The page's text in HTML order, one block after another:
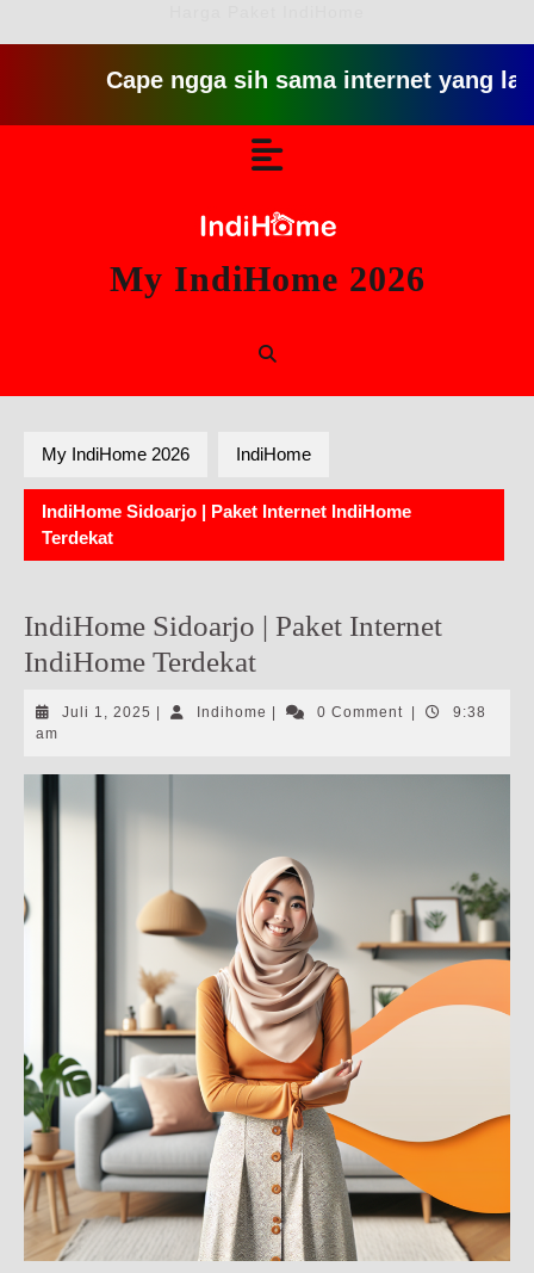
Cape ngga sih sama internet yang
My IndiHome 2026
My IndiHome 2026 IndiHome
IndiHome Sidoarjo | Paket Internet IndiHome
Terdekat
IndiHome Sidoarjo | Paket Internet
IndiHome Terdekat
Juli 1, 2025 Juli
Indihome Indihome0 Comment
9:38
am